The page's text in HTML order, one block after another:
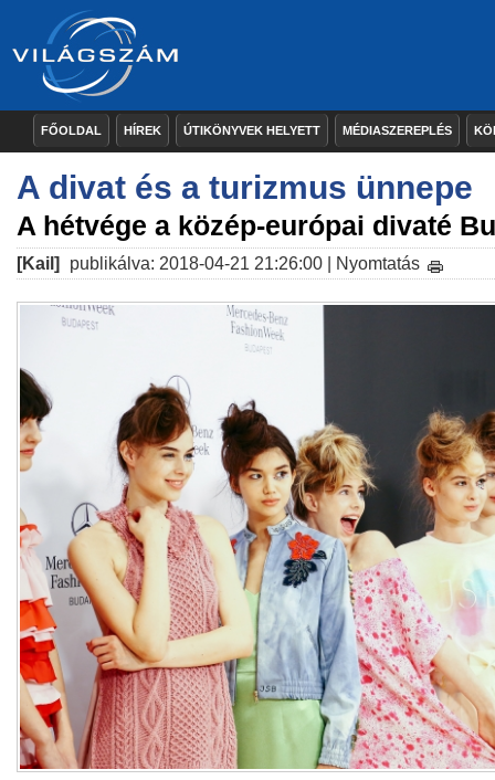
FŐOLDAL HÍREK ÚTIKÖNYVEK HELYETT MÉDIASZEREPLÉS
A divat és a turizmus ünnepe
A hétvége a közép-európai divaté
[Kail] publikálva: 2018-04-21 21:26:00 | Nyomtatás